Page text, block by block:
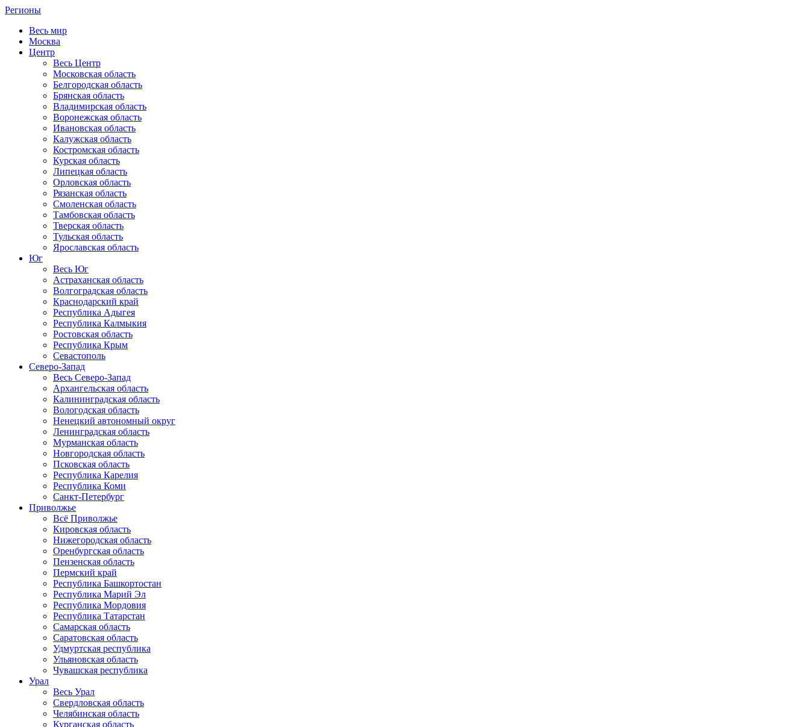
Регионы
Весь мир
Москва
Центр
Весь Центр
Московская область
Белгородская область
Брянская область
Владимирская область
Воронежская область
Ивановская область
Калужская область
Костромская область
Курская область
Липецкая область
Орловская область
Рязанская область
Смоленская область
Тамбовская область
Тверская область
Тульская область
Ярославская область
Юг
Весь Юг
Астраханская область
Волгоградская область
Краснодарский край
Республика Адыгея
Республика Калмыкия
Ростовская область
Республика Крым
Севастополь
Северо-Запад
Весь Северо-Запад
Архангельская область
Калининградская область
Вологодская область
Ненецкий автономный округ
Ленинградская область
Мурманская область
Новгородская область
Псковская область
Республика Карелия
Республика Коми
Санкт-Петербург
Приволжье
Всё Приволжье
Кировская область
Нижегородская область
Оренбургская область
Пензенская область
Пермский край
Республика Башкортостан
Республика Марий Эл
Республика Мордовия
Республика Татарстан
Самарская область
Саратовская область
Удмуртская республика
Ульяновская область
Чувашская республика
Урал
Весь Урал
Свердловская область
Челябинская область
Курганская область